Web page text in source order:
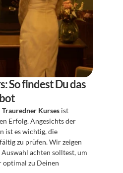
So findest Du das
Trauredner Kurses ist
Erfolg. Angesichts der
ist es wichtig, die
zu prüfen. Wir zeigen
achten solltest, um
optimal zu Deinen